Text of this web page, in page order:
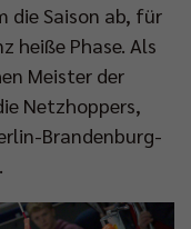
die Saison ab, für
heiße Phase. Als
Meister der
Netzhoppers,
Brandenburg-